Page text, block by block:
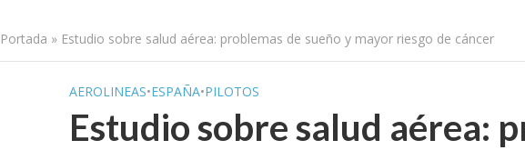
Portada » Estudio sobre salud aérea: problemas de sueño y mayor riesgo de cáncer
AEROLINEAS•ESPAÑA•PILOTOS
Estudio sobre salud aérea: